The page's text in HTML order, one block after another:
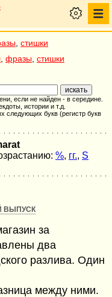
стишки
фразы стишки
если не найден - в середине.
истории и т.д.
следующих букв (регистр букв
%, гг., S
ВЫПУСК
за
два
разлива. Один
между ними.